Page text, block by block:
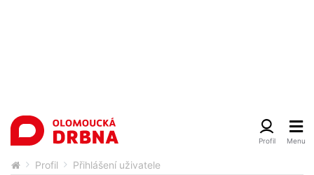
Profil Přihlášení uživatele